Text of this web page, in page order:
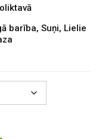
barība, Suņi, Lielie